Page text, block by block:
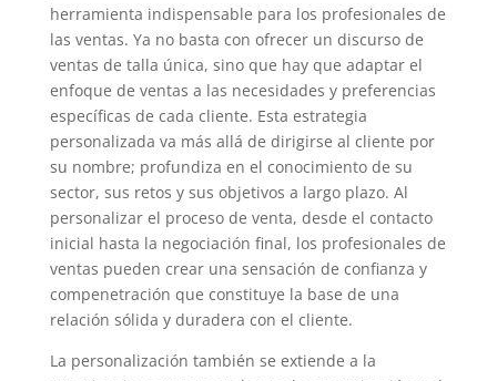
herramienta indispensable para los profesionales de
las ventas. Ya no basta con ofrecer un discurso de
ventas de talla única, sino que hay que adaptar el
enfoque de ventas a las necesidades y preferencias
específicas de cada cliente. Esta estrategia
personalizada va más allá de dirigirse al cliente por
su nombre; profundiza en el conocimiento de su
sector, sus retos y sus objetivos a largo plazo. Al
personalizar el proceso de venta, desde el contacto
inicial hasta la negociación final, los profesionales de
ventas pueden crear una sensación de confianza y
compenetración que constituye la base de una
relación sólida y duradera con el cliente.
La personalización también se extiende a la